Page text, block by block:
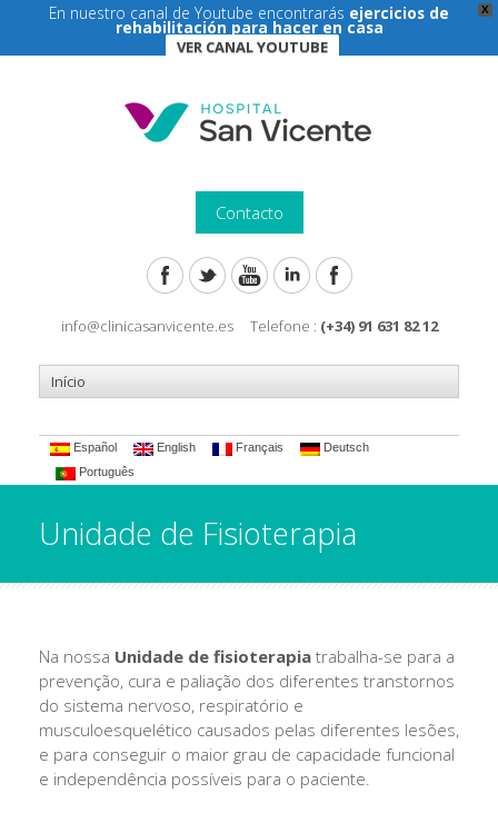
X
En nuestro canal de Youtube encontrarás ejercicios de
rehabilitación para hacer en casa
VER CANAL YOUTUBE
Contacto
info@clinicasanvicente.es Telefone : (+34) 91 631 82 12
Español English Français
Deutsch
Português
Unidade de Fisioterapia
Na nossa Unidade de fisioterapia trabalha-se para a
prevenção, cura e paliação dos diferentes transtornos
do sistema nervoso, respiratório e
musculoesquelético causados pelas diferentes lesões,
e para conseguir o maior grau de capacidade funcional
e independência possíveis para o paciente.